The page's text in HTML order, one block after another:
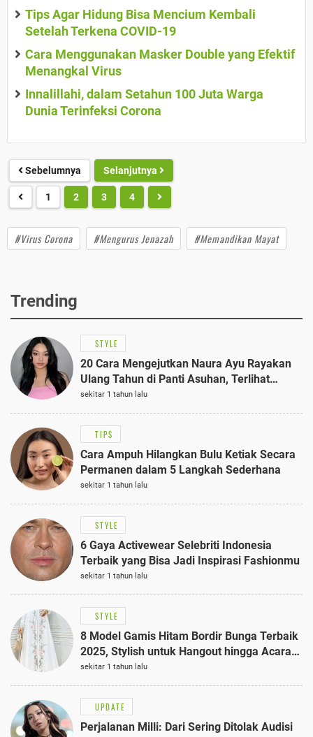
Tips Agar Hidung Bisa Mencium Kembali
Setelah Terkena COVID-19
Cara Menggunakan Masker Double yang Efektif
Menangkal Virus
Innalillahi, dalam Setahun 100 Juta Warga
Dunia Terinfeksi Corona
Sebelumnya Selanjutnya
1 2 3 4
#Virus Corona #Mengurus Jenazah #Memandikan Mayat
Trending
STYLE
20 Cara Mengejutkan Naura Ayu Rayakan
Ulang Tahun di Panti Asuhan, Terlihat
Anggun dengan Kaftan Cokelat
sekitar 1 tahun lalu
TIPS
Cara Ampuh Hilangkan Bulu Ketiak Secara
Permanen dalam 5 Langkah Sederhana
sekitar 1 tahun lalu
STYLE
6 Gaya Activewear Selebriti Indonesia
Terbaik yang Bisa Jadi Inspirasi Fashionmu
sekitar 1 tahun lalu
STYLE
8 Model Gamis Hitam Bordir Bunga Terbaik
2025, Stylish untuk Hangout hingga Acara
Semi-Formal
sekitar 1 tahun lalu
UPDATE
Perjalanan Milli: Dari Sering Ditolak Audisi